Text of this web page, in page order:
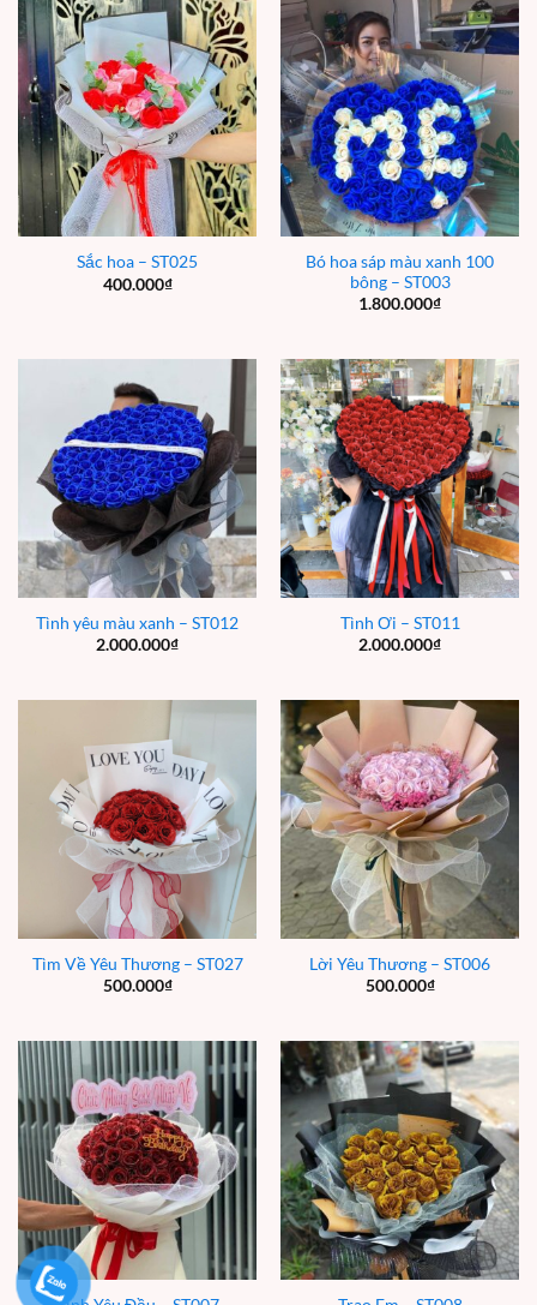
Sắc hoa – ST025
400.000₫
Bó hoa sáp màu xanh 100
bông – ST003
1.800.000₫
Tình yêu màu xanh – ST012
2.000.000₫
Tình Ơi – ST011
2.000.000₫
Tìm Về Yêu Thương – ST027
500.000₫
Lời Yêu Thương – ST006
500.000₫